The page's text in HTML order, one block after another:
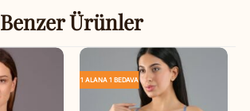
Benzer Ürünler
1 ALANA 1 BEDAVA